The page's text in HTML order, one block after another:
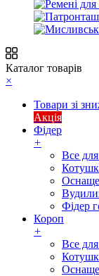
Каталог товарів
×
Товари зі
Акція
Фідер
+
Все
Фідер
Короп
+
Все